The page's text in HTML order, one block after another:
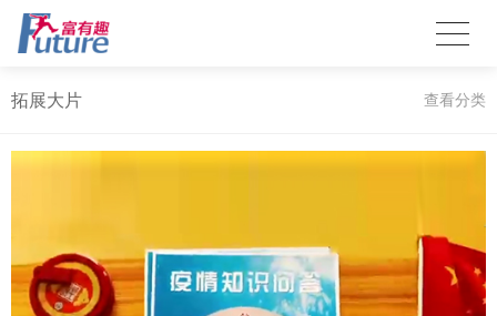
拓展大片 查看分类